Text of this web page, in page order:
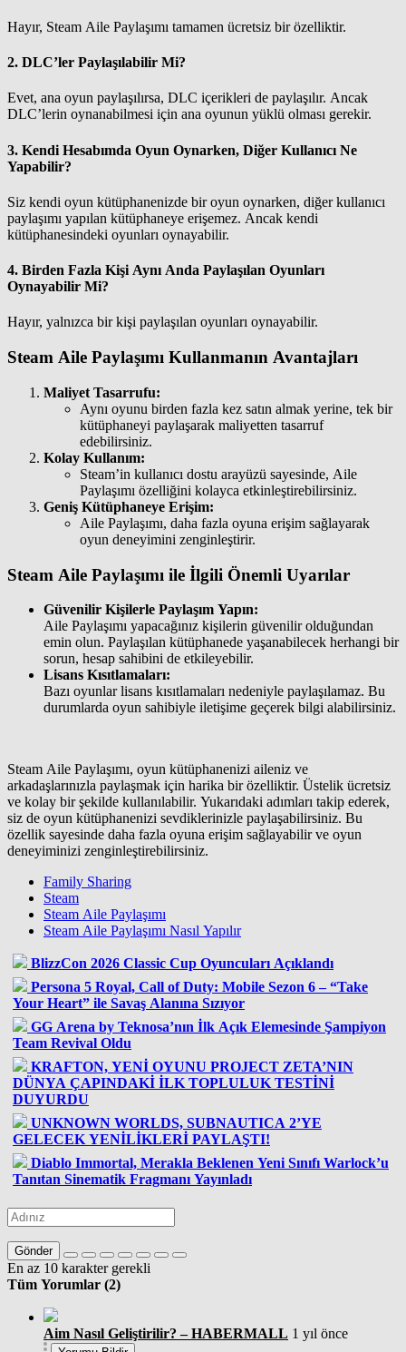
Hayır, Steam Aile Paylaşımı tamamen ücretsiz bir özelliktir.
2. DLC’ler Paylaşılabilir Mi?
Evet, ana oyun paylaşılırsa, DLC içerikleri de paylaşılır. Ancak
DLC’lerin oynanabilmesi için ana oyunun yüklü olması gerekir.
3. Kendi Hesabımda Oyun Oynarken, Diğer Kullanıcı Ne
Yapabilir?
Siz kendi oyun kütüphanenizde bir oyun oynarken, diğer kullanıcı
paylaşımı yapılan kütüphaneye erişemez. Ancak kendi
kütüphanesindeki oyunları oynayabilir.
4. Birden Fazla Kişi Aynı Anda Paylaşılan Oyunları
Oynayabilir Mi?
Hayır, yalnızca bir kişi paylaşılan oyunları oynayabilir.
Steam Aile Paylaşımı Kullanmanın Avantajları
Maliyet Tasarrufu:
Aynı oyunu birden fazla kez satın almak yerine, tek bir
kütüphaneyi paylaşarak maliyetten tasarruf
edebilirsiniz.
Kolay Kullanım:
Steam’in kullanıcı dostu arayüzü sayesinde, Aile
Paylaşımı özelliğini kolayca etkinleştirebilirsiniz.
Geniş Kütüphaneye Erişim:
Aile Paylaşımı, daha fazla oyuna erişim sağlayarak
oyun deneyimini zenginleştirir.
Steam Aile Paylaşımı ile İlgili Önemli Uyarılar
Güvenilir Kişilerle Paylaşım Yapın:
Aile Paylaşımı yapacağınız kişilerin güvenilir olduğundan
emin olun. Paylaşılan kütüphanede yaşanabilecek herhangi bir
sorun, hesap sahibini de etkileyebilir.
Lisans Kısıtlamaları:
Bazı oyunlar lisans kısıtlamaları nedeniyle paylaşılamaz. Bu
durumlarda oyun sahibiyle iletişime geçerek bilgi alabilirsiniz.
Steam Aile Paylaşımı, oyun kütüphanenizi aileniz ve
arkadaşlarınızla paylaşmak için harika bir özelliktir. Üstelik ücretsiz
ve kolay bir şekilde kullanılabilir. Yukarıdaki adımları takip ederek,
siz de oyun kütüphanenizi sevdiklerinizle paylaşabilirsiniz. Bu
özellik sayesinde daha fazla oyuna erişim sağlayabilir ve oyun
deneyiminizi zenginleştirebilirsiniz.
Family Sharing
Steam
Steam Aile Paylaşımı
Steam Aile Paylaşımı Nasıl Yapılır
BlizzCon 2026 Classic Cup Oyuncuları Açıklandı
Persona 5 Royal, Call of Duty: Mobile Sezon 6 – “Take
Your Heart” ile Savaş Alanına Sızıyor
GG Arena by Teknosa’nın İlk Açık Elemesinde Şampiyon
Team Revival Oldu
KRAFTON, YENİ OYUNU PROJECT ZETA’NIN
DÜNYA ÇAPINDAKİ İLK TOPLULUK TESTİNİ
DUYURDU
UNKNOWN WORLDS, SUBNAUTICA 2’YE
GELECEK YENİLİKLERİ PAYLAŞTI!
Diablo Immortal, Merakla Beklenen Yeni Sınıfı Warlock’u
Tanıtan Sinematik Fragmanı Yayınladı
Gönder
En az 10 karakter gerekli
Tüm Yorumlar (2)
Aim Nasıl Geliştirilir? – HABERMALL 1 yıl önce